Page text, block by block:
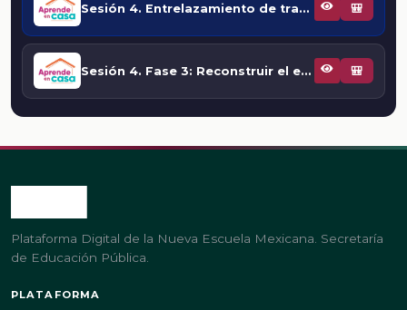
Sesión 4. Entrelazamiento de tramas en la novela contemporánea 🎒
Sesión 4. Fase 3: Reconstruir el entrelazado de la trama principal con las tramas secundarias 🎒
Plataforma Digital de la Nueva Escuela Mexicana. Secretaría
de Educación Pública.
PLATAFORMA